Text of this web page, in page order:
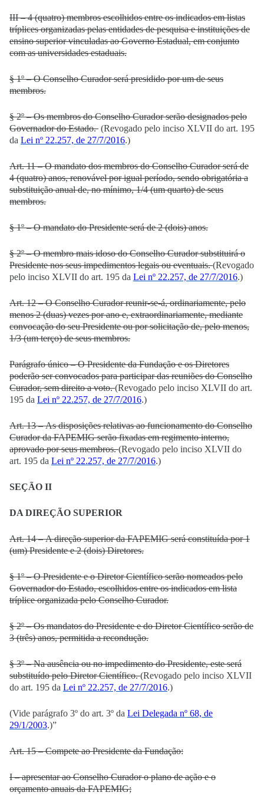
III – 4 (quatro) membros escolhidos entre os indicados em listas
tríplices organizadas pelas entidades de pesquisa e instituições de
ensino superior vinculadas ao Governo Estadual, em conjunto
com as universidades estaduais.
§ 1º – O Conselho Curador será presidido por um de seus
membros.
§ 2º – Os membros do Conselho Curador serão designados pelo
Governador do Estado. (Revogado pelo inciso XLVII do art. 195
da Lei nº 22.257, de 27/7/2016.)
Art. 11 – O mandato dos membros do Conselho Curador será de
4 (quatro) anos, renovável por igual período, sendo obrigatória a
substituição anual de, no mínimo, 1/4 (um quarto) de seus
membros.
§ 1º – O mandato do Presidente será de 2 (dois) anos.
§ 2º – O membro mais idoso do Conselho Curador substituirá o
Presidente nos seus impedimentos legais ou eventuais.(Revogado
pelo inciso XLVII do art. 195 da Lei nº 22.257, de 27/7/2016.)
Art. 12 – O Conselho Curador reunir-se-á, ordinariamente, pelo
menos 2 (duas) vezes por ano e, extraordinariamente, mediante
convocação do seu Presidente ou por solicitação de, pelo menos,
1/3 (um terço) de seus membros.
Parágrafo único – O Presidente da Fundação e os Diretores
poderão ser convocados para participar das reuniões do Conselho
Curador, sem direito a voto.(Revogado pelo inciso XLVII do art.
195 da Lei nº 22.257, de 27/7/2016.)
Art. 13 – As disposições relativas ao funcionamento do Conselho
Curador da FAPEMIG serão fixadas em regimento interno,
aprovado por seus membros.(Revogado pelo inciso XLVII do
art. 195 da Lei nº 22.257, de 27/7/2016.)
SEÇÃO II
DA DIREÇÃO SUPERIOR
Art. 14 – A direção superior da FAPEMIG será constituída por 1
(um) Presidente e 2 (dois) Diretores.
§ 1º – O Presidente e o Diretor Científico serão nomeados pelo
Governador do Estado, escolhidos entre os indicados em lista
tríplice organizada pelo Conselho Curador.
§ 2º – Os mandatos do Presidente e do Diretor Científico serão de
3 (três) anos, permitida a recondução.
§ 3º – Na ausência ou no impedimento do Presidente, este será
substituído pelo Diretor Científico.(Revogado pelo inciso XLVII
do art. 195 da Lei nº 22.257, de 27/7/2016.)
(Vide parágrafo 3º do art. 3º da Lei Delegada nº 68, de
29/1/2003.)”
Art. 15 – Compete ao Presidente da Fundação:
I – apresentar ao Conselho Curador o plano de ação e o
orçamento anuais da FAPEMIG;